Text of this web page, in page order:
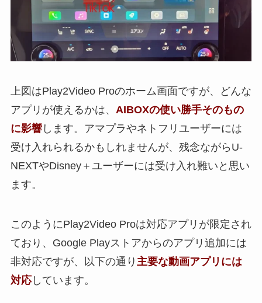
上図はPlay2Video Proのホーム画面ですが、どんな
アプリが使えるかは、 AIBOXの使い勝手そのもの
に影響します。アマプラやネトフリユーザーには
受け入れられるかもしれませんが、残念ながらU-
NEXTやDisney＋ユーザーには受け入れ難いと思い
ます。
このようにPlay2Video Proは対応アプリが限定され
ており、Google Playストアからのアプリ追加には
非対応ですが、以下の通り 主要な動画アプリには
対応しています。